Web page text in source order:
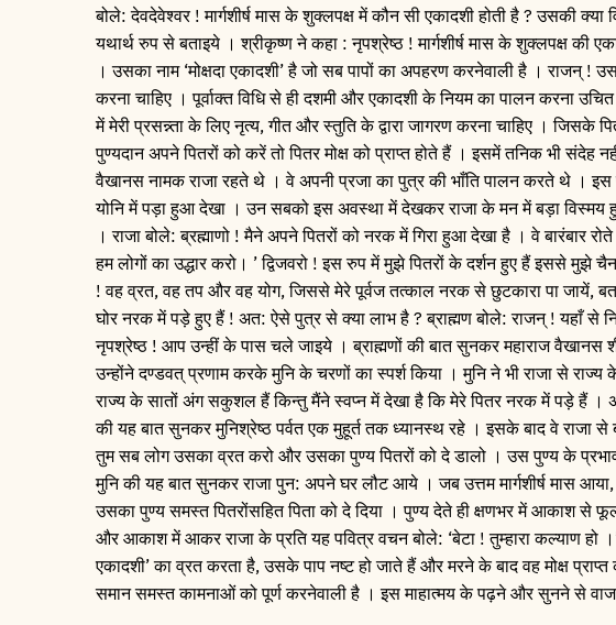
बोले: देवदेवेश्वर ! मार्गशीर्ष मास के शुक्लपक्ष में कौन सी एकादशी होती है ? उसकी
यथार्थ रुप से बताइये । श्रीकृष्ण ने कहा : नृपश्रेष्ठ ! मार्गशीर्ष मास के शुक्लपक्ष की
। उसका नाम ‘मोक्षदा एकादशी’ है जो सब पापों का अपहरण करनेवाली है । राजन् !
करना चाहिए । पूर्वाक्त विधि से ही दशमी और एकादशी के नियम का पालन करना
में मेरी प्रसन्न्ता के लिए नृत्य, गीत और स्तुति के द्वारा जागरण करना चाहिए ।
पुण्यदान अपने पितरों को करें तो पितर मोक्ष को प्राप्त होते हैं । इसमें तनिक भी संदेह
वैखानस नामक राजा रहते थे । वे अपनी प्रजा का पुत्र की भाँति पालन करते थे । इस
योनि में पड़ा हुआ देखा । उन सबको इस अवस्था में देखकर राजा के मन में बड़ा विस्मय
। राजा बोले: ब्रह्माणो ! मैने अपने पितरों को नरक में गिरा हुआ देखा है । वे
हम लोगों का उद्धार करो। ’ द्विजवरो ! इस रुप में मुझे पितरों के दर्शन हुए हैं इससे मुझे
! वह व्रत, वह तप और वह योग, जिससे मेरे पूर्वज तत्काल नरक से छुटकारा पा जायें,
घोर नरक में पड़े हुए हैं ! अत: ऐसे पुत्र से क्या लाभ है ? ब्राह्मण बोले: राजन् ! यहाँ से
नृपश्रेष्ठ ! आप उन्हीं के पास चले जाइये । ब्राह्मणों की बात सुनकर महाराज
उन्होंने दण्डवत् प्रणाम करके मुनि के चरणों का स्पर्श किया । मुनि ने भी राजा से
राज्य के सातों अंग सकुशल हैं किन्तु मैंने स्वप्न में देखा है कि मेरे पितर नरक में पड़े हैं ।
की यह बात सुनकर मुनिश्रेष्ठ पर्वत एक मुहूर्त तक ध्यानस्थ रहे । इसके बाद वे राजा से
तुम सब लोग उसका व्रत करो और उसका पुण्य पितरों को दे डालो । उस पुण्य के
मुनि की यह बात सुनकर राजा पुन: अपने घर लौट आये । जब उत्तम मार्गशीर्ष मास
उसका पुण्य समस्त पितरोंसहित पिता को दे दिया । पुण्य देते ही क्षणभर में आकाश से
और आकाश में आकर राजा के प्रति यह पवित्र वचन बोले: ‘बेटा ! तुम्हारा कल्याण हो
एकादशी’ का व्रत करता है, उसके पाप नष्ट हो जाते हैं और मरने के बाद वह मोक्ष प्राप्त
समान समस्त कामनाओं को पूर्ण करनेवाली है । इस माहात्मय के पढ़ने और सुनने से